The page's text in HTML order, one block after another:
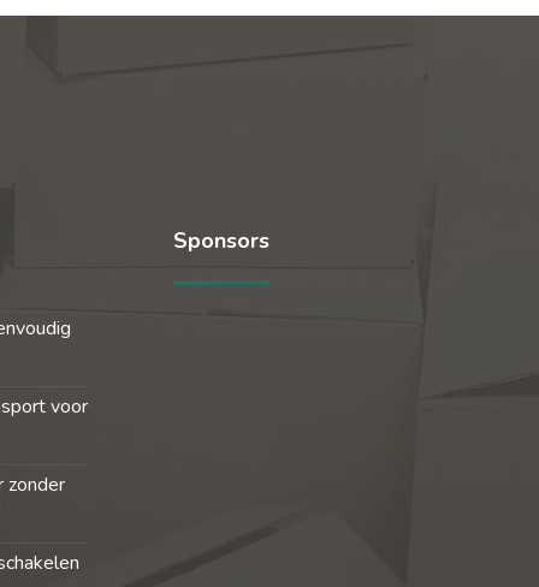
voor
zonder
Sponsors